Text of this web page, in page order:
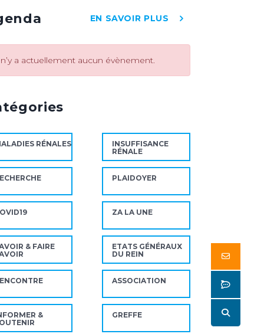
EN SAVOIR PLUS
n’y a actuellement aucun évènement.
RÉNALES
INSUFFISANCE
RÉNALE
PLAIDOYER
ZA LA UNE
& FAIRE
ETATS GÉNÉRAUX
DU REIN
ASSOCIATION
&
GREFFE